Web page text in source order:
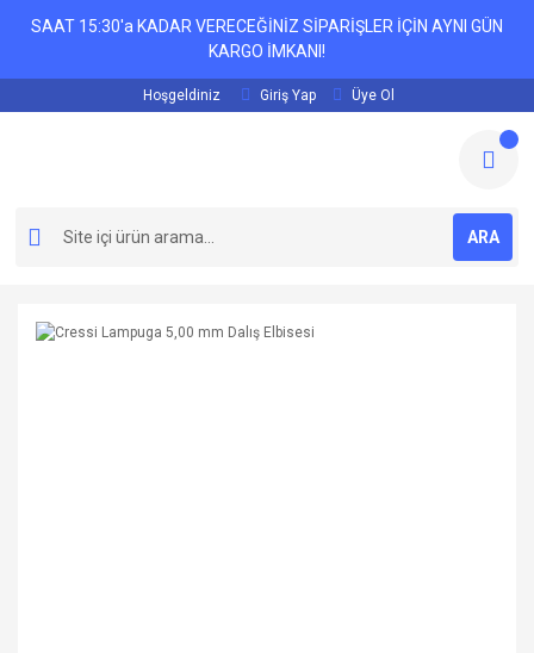
SAAT 15:30'a KADAR VERECEĞİNİZ SİPARİŞLER İÇİN AYNI GÜN
KARGO İMKANI!
Hoşgeldiniz Giriş Yap Üye Ol
ARA